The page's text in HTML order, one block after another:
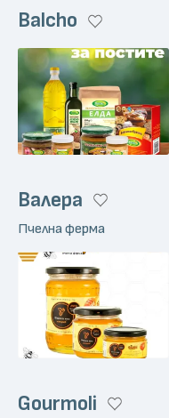
Balcho
Валера
Пчелна ферма
Gourmoli